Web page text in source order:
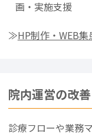
画・実施支援
≫HP制作・WEB
院内運営の改善
診療フローや業務